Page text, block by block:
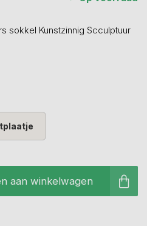
sokkel Kunstzinnig Scculptuur
aan winkelwagen